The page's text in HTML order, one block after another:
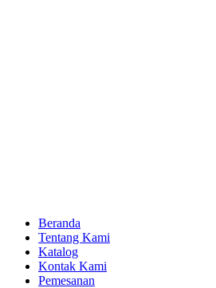
Beranda
Tentang Kami
Katalog
Kontak Kami
Pemesanan